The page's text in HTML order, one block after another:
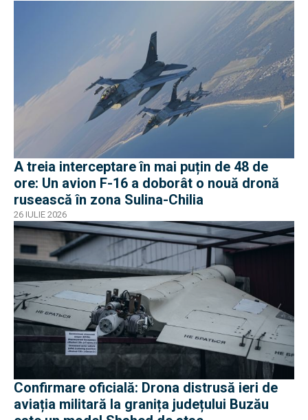
A treia interceptare în mai puțin de 48 de
ore: Un avion F-16 a doborât o nouă dronă
rusească în zona Sulina-Chilia
26 IULIE 2026
Confirmare oficială: Drona distrusă ieri de
aviația militară la granița județului Buzău